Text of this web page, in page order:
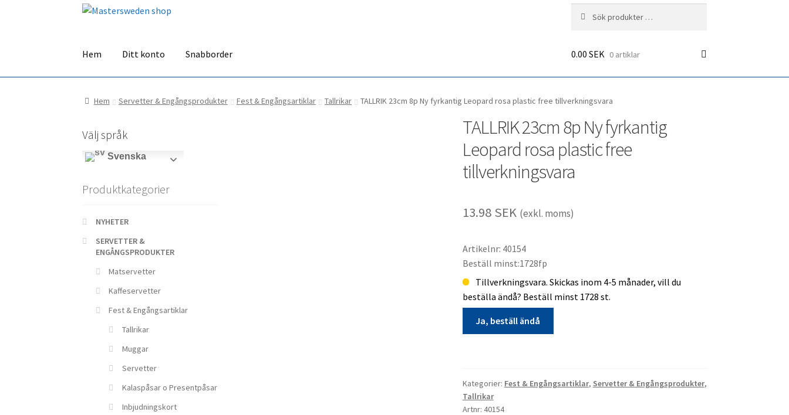
Hoppa
Hoppa
efter:
Hem Ditt konto Snabborder 0.00 SEK 0 artiklar
Hem Servetter & Engångsprodukter Fest & Engångsartiklar Tallrikar TALLRIK 23cm 8p Ny fyrkantig Leopard rosa plastic free tillverkningsvara
TALLRIK 23cm 8p Ny fyrkantig
Leopard rosa plastic free
tillverkningsvara
13.98 SEK (exkl. moms)
Artikelnr: 40154
Beställ minst:1728fp
Tillverkningsvara. Skickas inom 4-5 månader, vill du
beställa ändå? Beställ minst 1728 st.
Ja, beställ ändå
8p
Ny
fyrkantig
Kategorier: Fest & Engångsartiklar, Servetter & Engångsprodukter,
Tallrikar
Artnr: 40154
Välj språk
Svenska
Produktkategorier
NYHETER
SERVETTER &
ENGÅNGSPRODUKTER
Matservetter
Kaffeservetter
Fest & Engångsartiklar
Tallrikar
Muggar
Servetter
Kalaspåsar o Presentpåsar
Inbjudningskort